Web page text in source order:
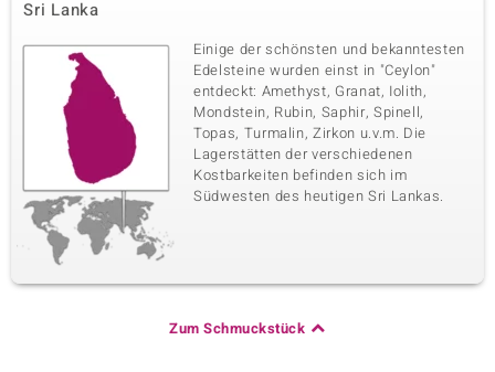
Sri Lanka
Einige der schönsten und bekanntesten
Edelsteine wurden einst in "Ceylon"
entdeckt: Amethyst, Granat, Iolith,
Mondstein, Rubin, Saphir, Spinell,
Topas, Turmalin, Zirkon u.v.m. Die
Lagerstätten der verschiedenen
Kostbarkeiten befinden sich im
Südwesten des heutigen Sri Lankas.
Zum Schmuckstück